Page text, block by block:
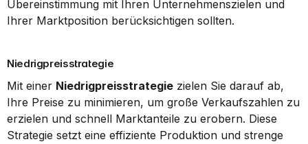
Übereinstimmung mit Ihren Unternehmenszielen und
Ihrer Marktposition berücksichtigen sollten.
Niedrigpreisstrategie
Mit einer Niedrigpreisstrategie zielen Sie darauf ab,
Ihre Preise zu minimieren, um große Verkaufszahlen zu
erzielen und schnell Marktanteile zu erobern. Diese
Strategie setzt eine effiziente Produktion und strenge